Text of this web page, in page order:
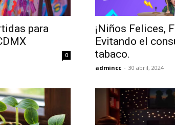
para
0
¡Niños Felices,
Evitando el
tabaco.
admincc - 30 abril, 2024